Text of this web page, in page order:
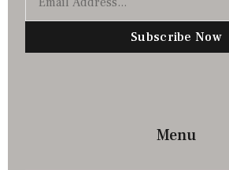
Subscribe Now
Menu